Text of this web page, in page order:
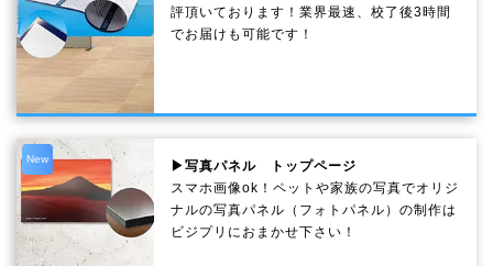
評頂いております！業界最速、校了後3時間
でお届けも可能です！
New
▶写真パネル トップページ
スマホ画像ok！ペットや家族の写真でオリジ
ナルの写真パネル（フォトパネル）の制作は
ビジプリにおまかせ下さい！